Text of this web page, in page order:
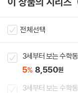
전체선택
3세부터 보는 수학
5% 8,550원
3세부터 보는 수학